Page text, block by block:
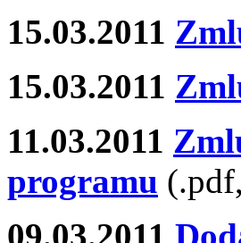
15.03.2011
15.03.2011
11.03.2011
programu